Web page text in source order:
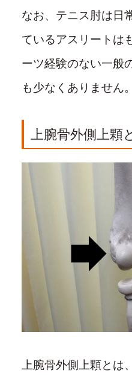
なお、テニス肘は日
ているアスリートは
ーツ経験のない一般
も少なくありません。
上腕骨外側上顆
上腕骨外側上顆とは